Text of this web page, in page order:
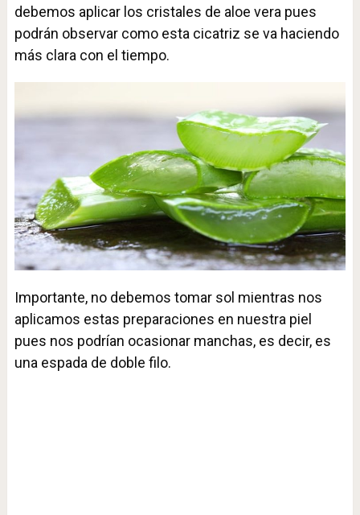
debemos aplicar los cristales de aloe vera pues
podrán observar como esta cicatriz se va haciendo
más clara con el tiempo.
Importante, no debemos tomar sol mientras nos
aplicamos estas preparaciones en nuestra piel
pues nos podrían ocasionar manchas, es decir, es
una espada de doble filo.